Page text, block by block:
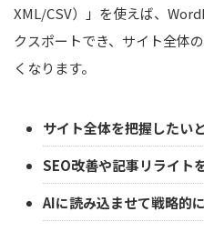
XML/CSV）」を使えば、
クスポートでき、サイト全体
くなります。
サイト全体を把握したい
SEO改善や記事リライト
AIに読み込ませて戦略的